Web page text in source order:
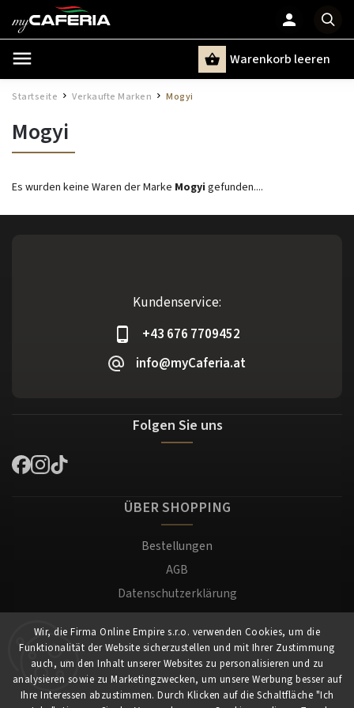
Wir, die Firma Online Empire s.r.o. verwenden Cookies, um die
Funktionalität der Website sicherzustellen und mit Ihrer Zustimmung
auch, um den Inhalt unserer Websites zu personalisieren und zu
analysieren sowie zu Marketingzwecken, um unsere Werbung besser auf
Ihre Interessen abzustimmen. Durch Klicken auf die Schaltfläche "Ich
Warenkorb leeren
Startseite / Verkaufte Marken / Mogyi
Mogyi
Es wurden keine Waren der Marke Mogyi gefunden....
Kundenservice:
+43 676 7709452
info@myCaferia.at
Folgen Sie uns
ÜBER SHOPPING
Bestellungen
AGB
Datenschutzerklärung
Versand und Zahlung
Warenrücksendung
Impressum